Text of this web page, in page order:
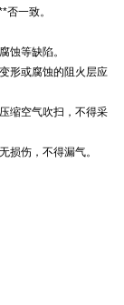
一致。
蚀等缺陷。
形或腐蚀的阻火层应
缩空气吹扫，不得采
损伤，不得漏气。